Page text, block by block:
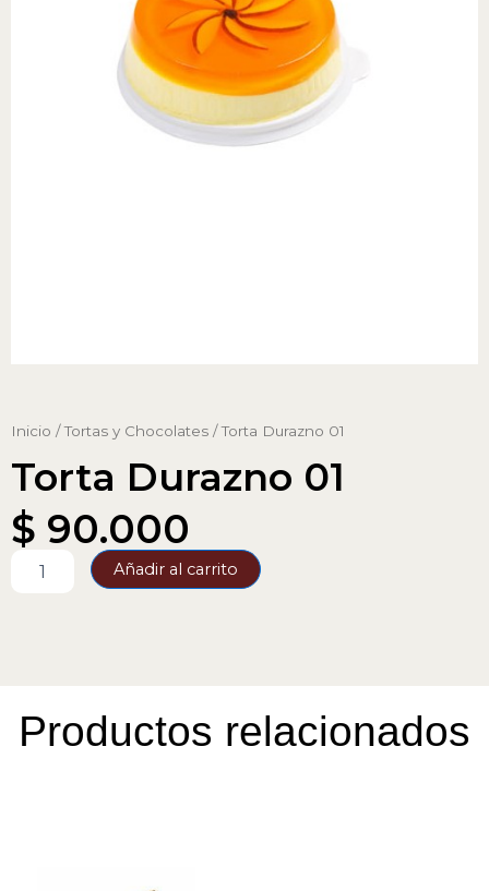
Inicio /Tortas y Chocolates / Torta Durazno 01
Torta Durazno 01
$ 90.000
Durazno
Añadir al carrito
Productos relacionados